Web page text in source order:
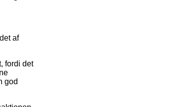
af
fordi det
god